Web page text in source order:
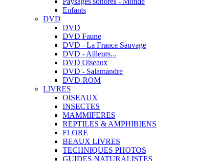
Enfants
DVD
DVD
DVD Faune
DVD - La France Sauvage
DVD - Ailleurs...
DVD Oiseaux
DVD - Salamandre
DVD-ROM
LIVRES
OISEAUX
INSECTES
MAMMIFERES
REPTILES & AMPHIBIENS
FLORE
BEAUX LIVRES
TECHNIQUES PHOTOS
GUIDES NATURALISTES